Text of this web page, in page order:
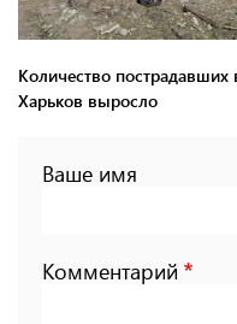
Количество пострадавших
Харьков выросло
Ваше имя
Комментарий